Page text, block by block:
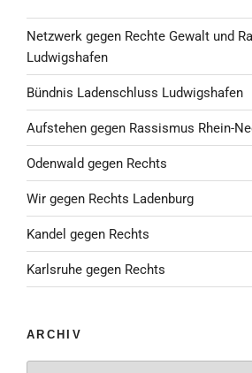
Netzwerk gegen Rechte Gewalt und
Ludwigshafen
Bündnis Ladenschluss Ludwigshafen
Aufstehen gegen Rassismus Rhein-
Odenwald gegen Rechts
Wir gegen Rechts Ladenburg
Kandel gegen Rechts
Karlsruhe gegen Rechts
ARCHIV